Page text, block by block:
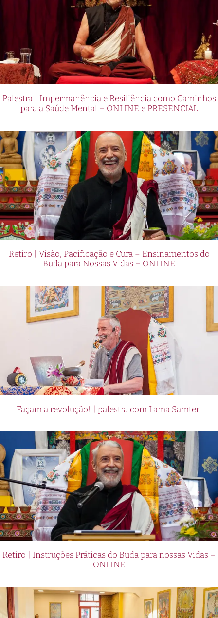
Palestra | Impermanência e Resiliência como Caminhos
para a Saúde Mental – ONLINE e PRESENCIAL
Retiro | Visão, Pacificação e Cura – Ensinamentos do
Buda para Nossas Vidas – ONLINE
Façam a revolução! | palestra com Lama Samten
Retiro | Instruções Práticas do Buda para nossas Vidas –
ONLINE